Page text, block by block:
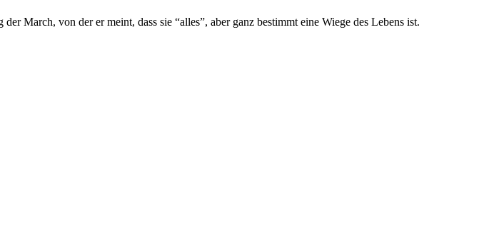
March, von der er meint, dass sie “alles”, aber ganz bestimmt eine Wiege des Lebens ist.